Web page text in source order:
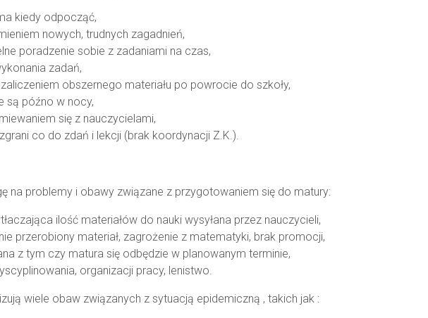
kiedy odpocząć,
nowych, trudnych zagadnień,
poradzenie sobie z zadaniami na czas,
zadań,
obszernego materiału po powrocie do szkoły,
są późno w nocy,
się z nauczycielami,
co do zdań i lekcji (brak koordynacji Z.K.).
na problemy i obawy związane z przygotowaniem się do matury:
ilość materiałów do nauki wysyłana przez nauczycieli,
przerobiony materiał, zagrożenie z matematyki, brak promocji,
z tym czy matura się odbędzie w planowanym terminie,
organizacji pracy, lenistwo.
wiele obaw związanych z sytuacją epidemiczną , takich jak :